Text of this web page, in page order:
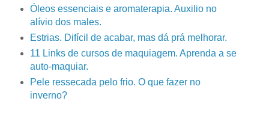
Óleos essenciais e aromaterapia. Auxilio no
alívio dos males.
Estrias. Difícil de acabar, mas dá prá melhorar.
11 Links de cursos de maquiagem. Aprenda a se
auto-maquiar.
Pele ressecada pelo frio. O que fazer no
inverno?